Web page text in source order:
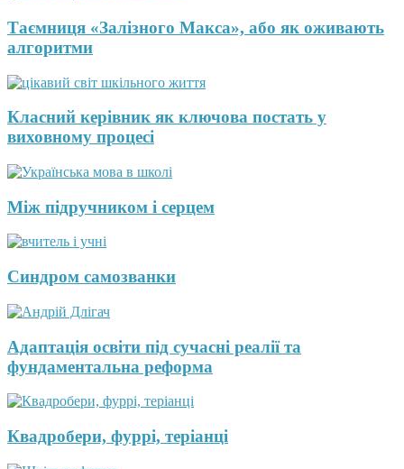
Таємниця «Залізного Макса», або як оживають
алгоритми
Класний керівник як ключова постать у
виховному процесі
Між підручником і серцем
Синдром самозванки
Адаптація освіти під сучасні реалії та
фундаментальна реформа
Квадробери, фуррі, теріанці